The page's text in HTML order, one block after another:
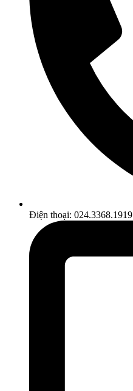
Điện thoại: 024.3368.1919